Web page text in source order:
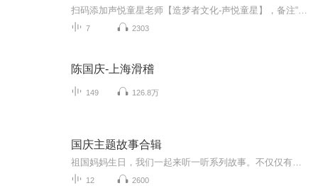
7 2303
陈国庆-上海滑稽
149 126.8万
国庆主题故事合辑
12 2600